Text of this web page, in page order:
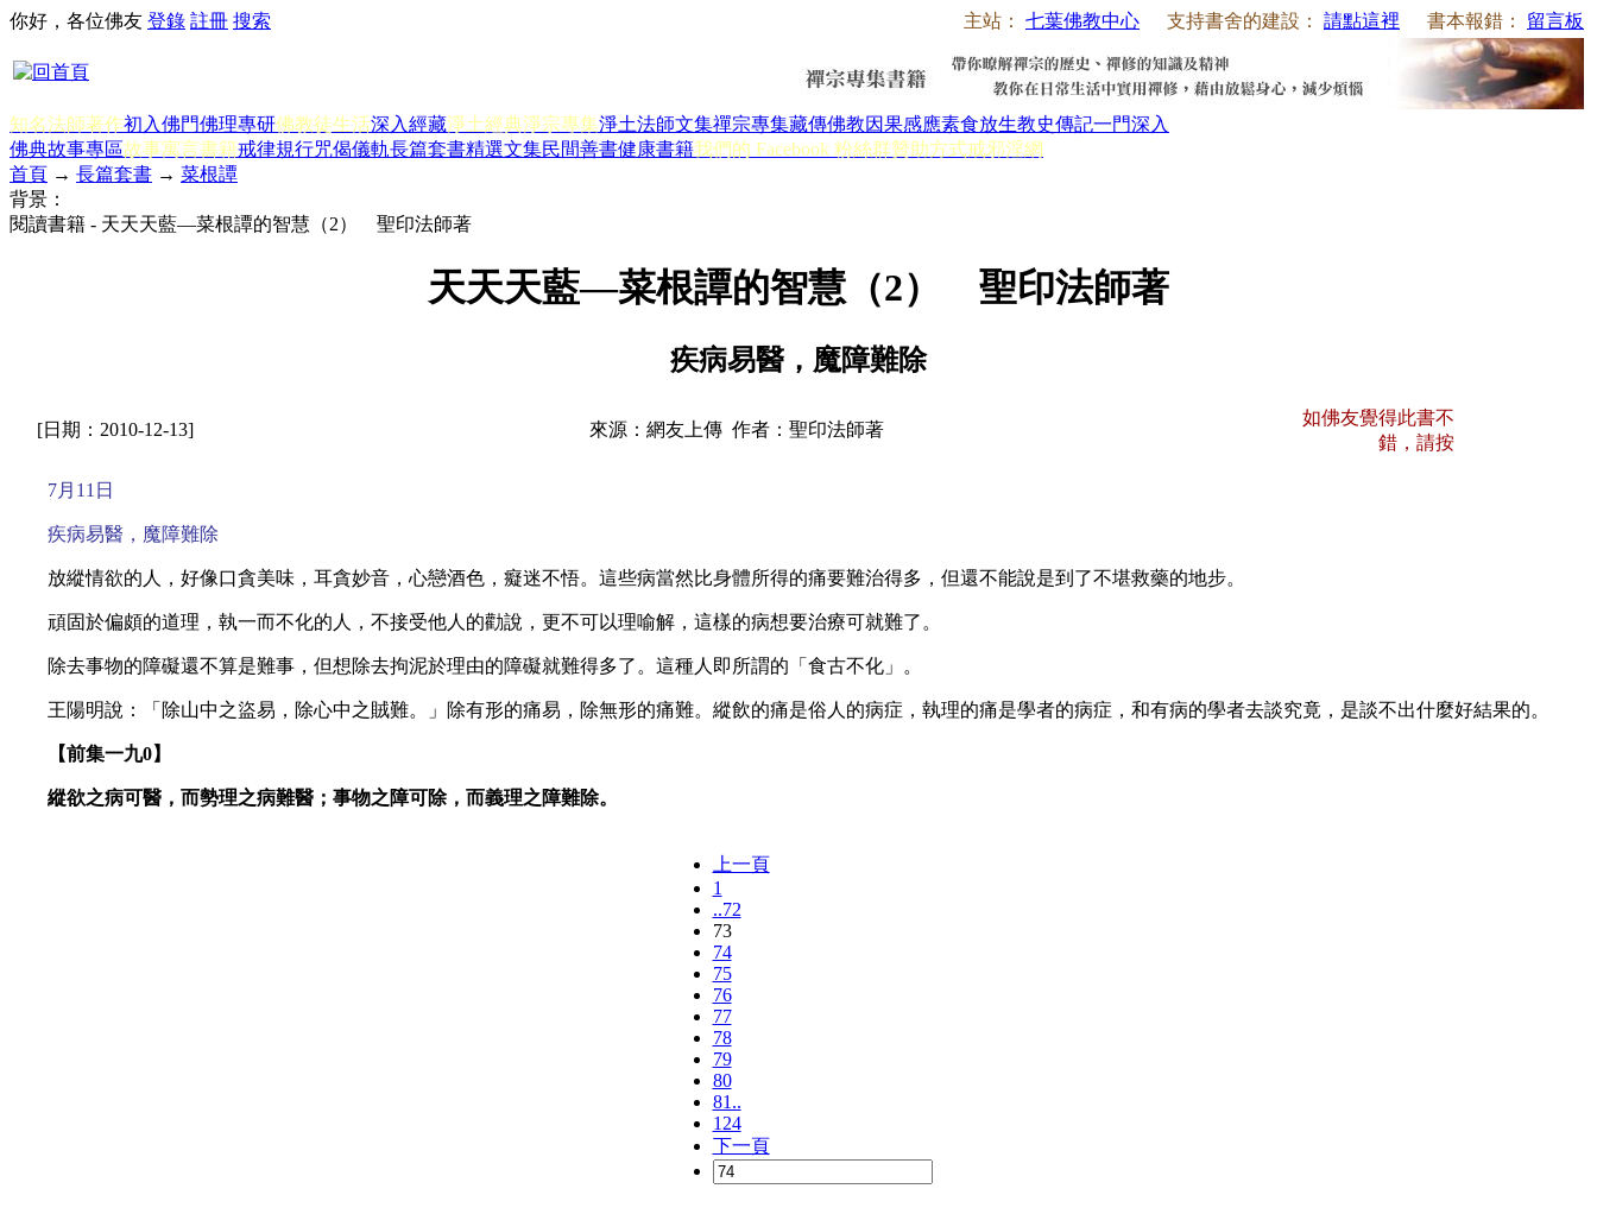
主站： 七葉佛教中心 支持書舍的建設： 請點這裡 書本報錯： 留言板
你好，各位佛友 登錄 註冊 搜索
知名法師著作初入佛門佛理專研佛教徒生活深入經藏淨土經典淨宗專集淨土法師文集禪宗專集藏傳佛教因果感應素食放生教史傳記一門深入
佛典故事專區故事寓言書籍戒律規行咒偈儀軌長篇套書精選文集民間善書健康書籍我們的 Facebook 粉絲群贊助方式戒邪淫網
首頁 → 長篇套書 → 菜根譚
背景：
閱讀書籍 - 天天天藍—菜根譚的智慧（2） 聖印法師著
天天天藍—菜根譚的智慧（2） 聖印法師著
疾病易醫，魔障難除
[日期：2010-12-13] 來源：網友上傳 作者：聖印法師著
如佛友覺得此書不
錯，請按
7月11日
疾病易醫，魔障難除
放縱情欲的人，好像口貪美味，耳貪妙音，心戀酒色，癡迷不悟。這些病當然比身體所得的痛要難治得多，但還不能說是到了不堪救藥的地步。
頑固於偏頗的道理，執一而不化的人，不接受他人的勸說，更不可以理喻解，這樣的病想要治療可就難了。
除去事物的障礙還不算是難事，但想除去拘泥於理由的障礙就難得多了。這種人即所謂的「食古不化」。
王陽明說：「除山中之盜易，除心中之賊難。」除有形的痛易，除無形的痛難。縱飲的痛是俗人的病症，執理的痛是學者的病症，和有病的學者去談究竟，是談不出什麼好結果的。
【前集一九0】
縱欲之病可醫，而勢理之病難醫；事物之障可除，而義理之障難除。
上一頁
1
..72
73
74
75
76
77
78
79
80
81..
124
下一頁